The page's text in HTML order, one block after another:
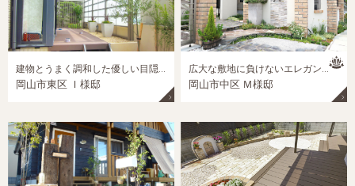
岡山市東区 Ｉ様邸
広大な敷地に負けないエレガントデザインの門廻り外構
岡山市中区 Ｍ様邸